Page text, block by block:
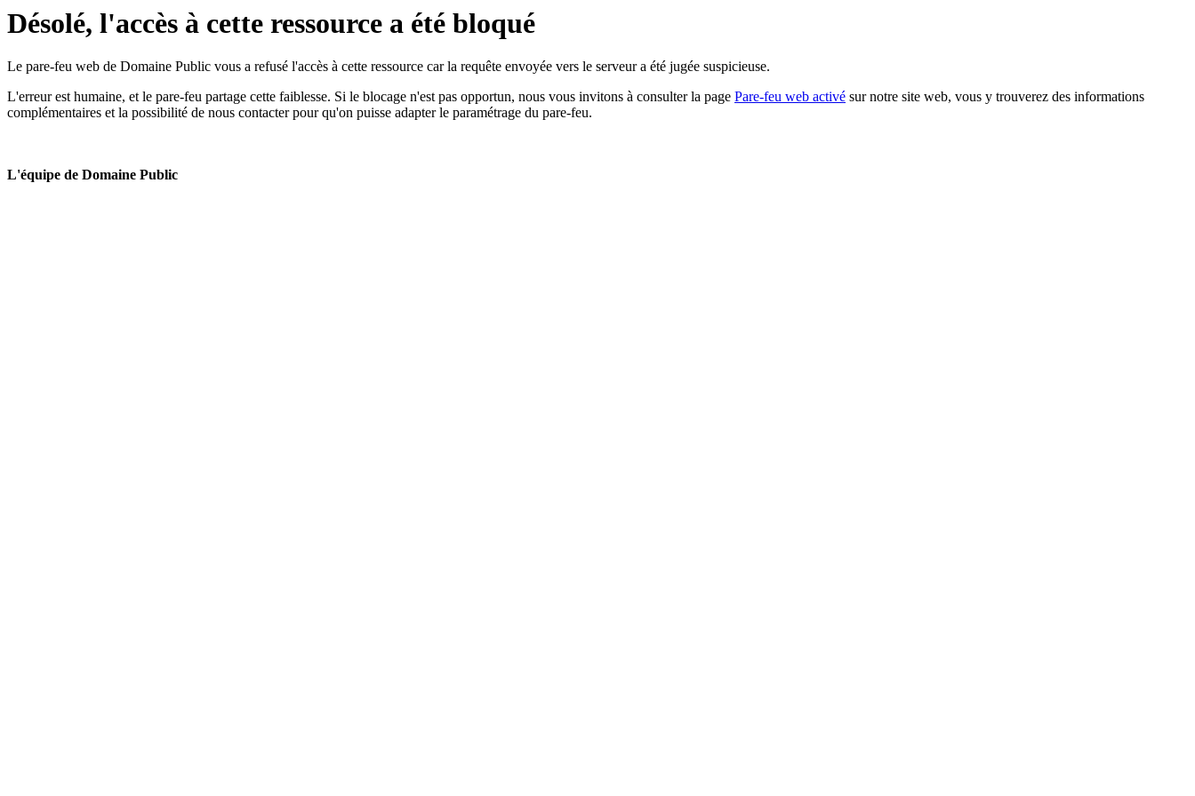
Désolé, l'accès à cette ressource a été bloqué
Le pare-feu web de Domaine Public vous a refusé l'accès à cette ressource car la requête envoyée vers le serveur a été jugée suspicieuse.
L'erreur est humaine, et le pare-feu partage cette faiblesse. Si le blocage n'est pas opportun, nous vous invitons à consulter la page Pare-feu web activé sur notre site web, vous y trouverez des informations
complémentaires et la possibilité de nous contacter pour qu'on puisse adapter le paramétrage du pare-feu.
L'équipe de Domaine Public